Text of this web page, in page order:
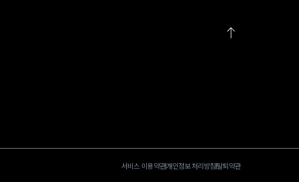
서비스 이용약관개인정보 처리방침탈퇴약관